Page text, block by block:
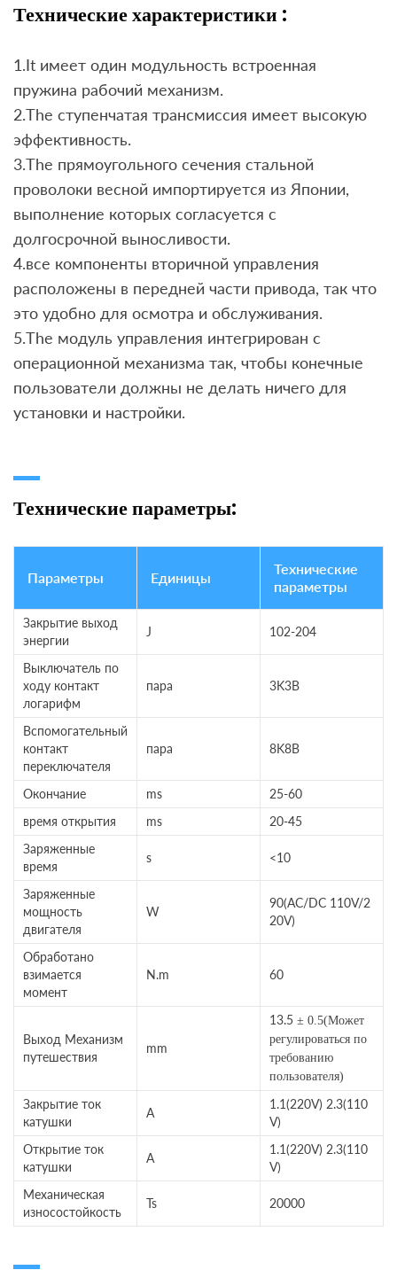
Технические характеристики :
1.It имеет один модульность встроенная
пружина рабочий механизм.
2.The ступенчатая трансмиссия имеет высокую
эффективность.
3.The прямоугольного сечения стальной
проволоки весной импортируется из Японии,
выполнение которых согласуется с
долгосрочной выносливости.
4.все компоненты вторичной управления
расположены в передней части привода, так что
это удобно для осмотра и обслуживания.
5.The модуль управления интегрирован с
операционной механизма так, чтобы конечные
пользователи должны не делать ничего для
установки и настройки.
Технические параметры:
Параметры Единицы
Технические
параметры
Закрытие выход
энергии
J 102-204
Выключатель по
ходу контакт
логарифм
пара 3K3B
Вспомогательный
контакт
переключателя
пара 8K8B
Окончание ms
25-60
время открытия
ms
20-45
Заряженные
время
s <10
Заряженные
мощность
двигателя
W
90(AC/DC 110V/2
20V)
Обработано
взимается
момент
N.m 60
Выход Механизм
путешествия
mm
13.5 ± 0.5(Может
регулироваться по
требованию
пользователя)
Закрытие ток
катушки
A
1.1(220V) 2.3(110
V)
Открытие ток
катушки
A
1.1(220V) 2.3(110
V)
Механическая
износостойкость
Ts 20000